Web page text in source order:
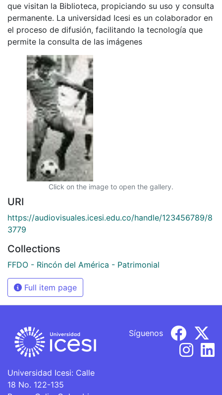
que visitan la Biblioteca, propiciando su uso y consulta
permanente. La universidad Icesi es un colaborador en
el proceso de difusión, facilitando la tecnología que
permite la consulta de las imágenes
Click on the image to open the gallery.
URI
https://audiovisuales.icesi.edu.co/handle/123456789/8
3779
Collections
FFDO - Rincón del América - Patrimonial
Full item page
Universidad Icesi: Calle
18 No. 122-135
Síguenos